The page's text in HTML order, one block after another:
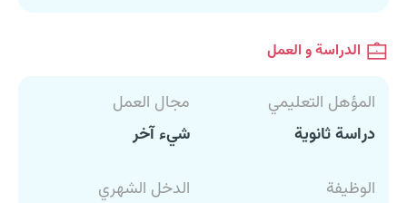
الدراسة و العمل
المؤهل التعليمي
دراسة ثانوية
مجال العمل
شيء آخر
الوظيفة
الدخل الشهري